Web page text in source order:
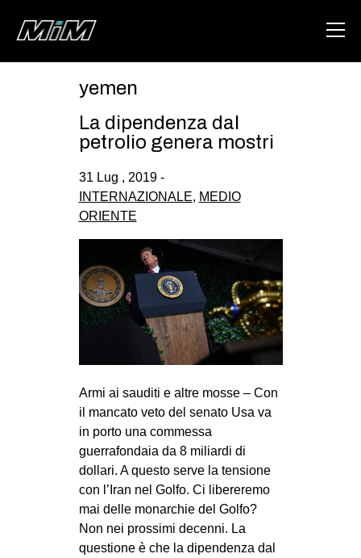
ABOUT
DEGENERAZIONE
CSOA LAMBRETTA
MSM
STUDENTI TSUNAMI
ZAM
MOBILITAZIONI
SPAZI
SPORT POPOLARE
MOVIMENTI
AMBIENTE
ANTIFASCISMO
yemen
La dipendenza dal
petrolio genera mostri
31 Lug , 2019 -
INTERNAZIONALE, MEDIO
ORIENTE
Armi ai sauditi e altre mosse – Con
il mancato veto del senato Usa va
in porto una commessa
guerrafondaia da 8 miliardi di
dollari. A questo serve la tensione
con l’Iran nel Golfo. Ci libereremo
mai delle monarchie del Golfo?
Non nei prossimi decenni. La
questione è che la dipendenza dal